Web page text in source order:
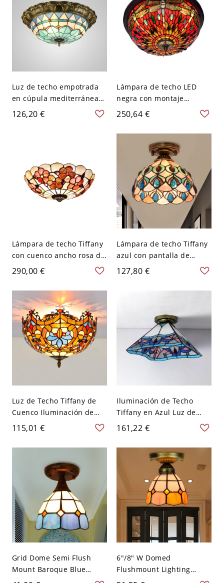
Luz de techo empotrada
en cúpula mediterránea
con vidrio artístico
enrollado a mano y LED
126,20 €
Lámpara de techo LED
negra con montaje
empotrado de vidrio rojo
en forma de media esfera
y joyas estilo Tiffany
250,64 €
Lámpara de techo Tiffany
con cuenco ancho rosa de
12" de ancho y 3 cabezas
conchas para pasillo
290,00 €
Lámpara de techo Tiffany
azul con pantalla de
concha joya
127,80 €
Luz de Techo Tiffany de
Cuenco Iluminación de
Techo de Vidrio con
Patrón de Flor en Azul
para Dormitorio - Azul 110
115,01 €
Iluminación de Techo
Tiffany en Azul Luz de
Techo Semi Rasante de
Vidrio de Cono 1 Cabeza
para Sala - Azul 110 A 120
161,22 €
Grid Dome Semi Flush
Mount Baroque Blue
Stained Glass 1 Light
6"/8" W Domed
Flushmount Lighting
Baroque Orange Glass 1